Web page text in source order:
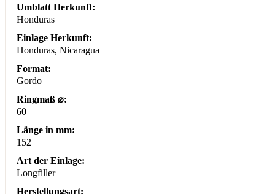
Umblatt Herkunft:
Honduras
Einlage Herkunft:
Honduras, Nicaragua
Format:
Gordo
Ringmaß ⌀:
60
Länge in mm:
152
Art der Einlage:
Longfiller
Herstellungsart: